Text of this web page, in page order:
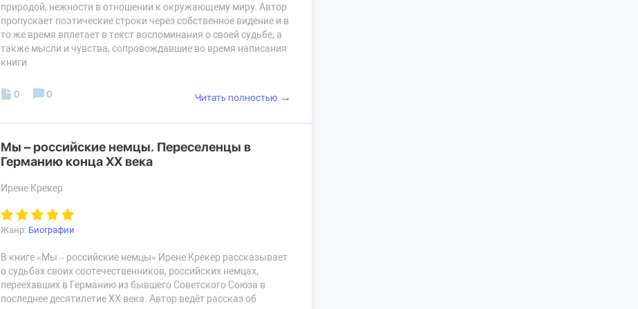
природой, нежности в отношении к окружающему миру. Автор
пропускает поэтические строки через собственное видение и в
то же время вплетает в текст воспоминания о своей судьбе, а
также мысли и чувства, сопровождавшие во время написания
книги.
0 0 Читать полностью →
Мы – российские немцы. Переселенцы в
Германию конца XX века
Ирене Крекер
Жанр: Биографии
В книге «Мы – российские немцы» Ирене Крекер рассказывает
о судьбах своих соотечественников, российских немцах,
переехавших в Германию из бывшего Советского Союза в
последнее десятилетие XX века. Автор ведёт рассказ об